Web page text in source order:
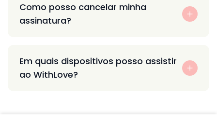
Como posso cancelar minha
assinatura?
Em quais dispositivos posso assistir
ao WithLove?